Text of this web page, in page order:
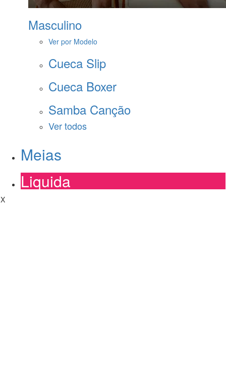
Masculino
Ver por Modelo
Cueca Slip
Cueca Boxer
Samba Canção
Ver todos
Meias
Liquida
X